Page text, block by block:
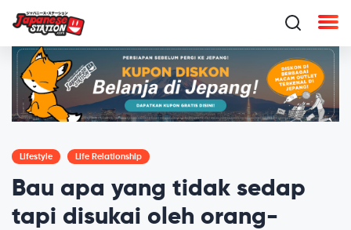
Lifestyle Life Relationship
Bau apa yang tidak sedap
tapi disukai oleh orang-